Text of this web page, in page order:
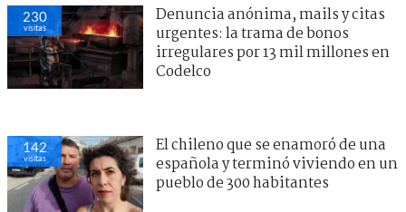
230
visitas
Denuncia anónima, mails y citas
urgentes: la trama de bonos
irregulares por 13 mil millones en
Codelco
142
visitas
El chileno que se enamoró de una
española y terminó viviendo en un
pueblo de 300 habitantes